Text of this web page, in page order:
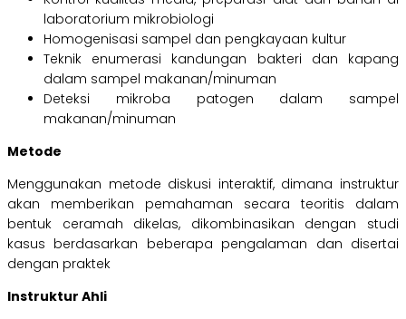
laboratorium mikrobiologi
Homogenisasi sampel dan pengkayaan kultur
Teknik enumerasi kandungan bakteri dan kapang
dalam sampel makanan/minuman
Deteksi mikroba patogen dalam sampel
makanan/minuman
Metode
Menggunakan metode diskusi interaktif, dimana instruktur
akan memberikan pemahaman secara teoritis dalam
bentuk ceramah dikelas, dikombinasikan dengan studi
kasus berdasarkan beberapa pengalaman dan disertai
dengan praktek
Instruktur Ahli